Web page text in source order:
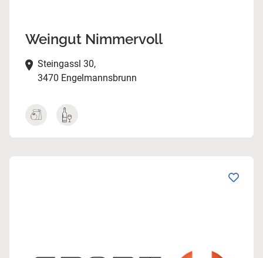
Weingut Nimmervoll
Steingassl 30,
3470 Engelmannsbrunn